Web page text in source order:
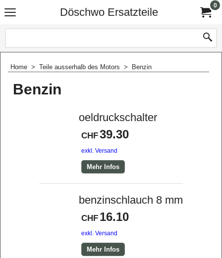
Döschwo Ersatzteile
0
Home > Teile ausserhalb des Motors > Benzin
Benzin
oeldruckschalter
CHF39.30
exkl. Versand
Mehr Infos
benzinschlauch 8 mm
CHF 16.10
exkl. Versand
Mehr Infos